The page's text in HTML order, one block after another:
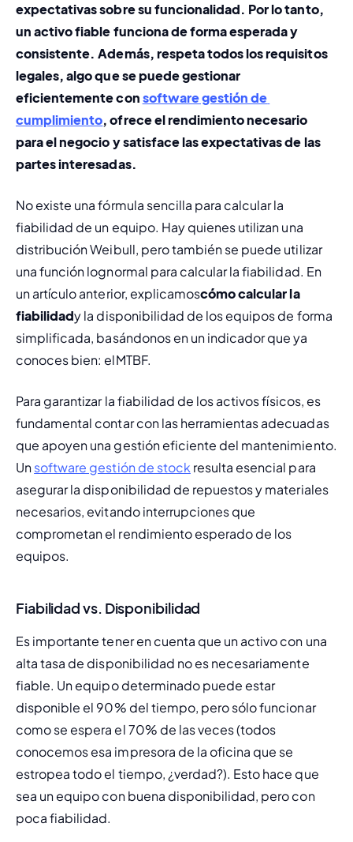
expectativas sobre su funcionalidad. Por lo tanto,
un activo fiable funciona de forma esperada y
consistente. Además, respeta todos los requisitos
legales, algo que se puede gestionar
eficientemente con software gestión de
cumplimiento, ofrece el rendimiento necesario
para el negocio y satisface las expectativas de las
partes interesadas.
No existe una fórmula sencilla para calcular la
fiabilidad de un equipo. Hay quienes utilizan una
distribución Weibull, pero también se puede utilizar
una función lognormal para calcular la fiabilidad. En
un artículo anterior, explicamoscómo calcular la
fiabilidady la disponibilidad de los equipos de forma
simplificada, basándonos en un indicador que ya
conoces bien: elMTBF.
Para garantizar la fiabilidad de los activos físicos, es
fundamental contar con las herramientas adecuadas
que apoyen una gestión eficiente del mantenimiento.
Un software gestión de stock resulta esencial para
asegurar la disponibilidad de repuestos y materiales
necesarios, evitando interrupciones que
comprometan el rendimiento esperado de los
equipos.
Fiabilidad vs. Disponibilidad
Es importante tener en cuenta que un activo con una
alta tasa de disponibilidad no es necesariamente
fiable. Un equipo determinado puede estar
disponible el 90% del tiempo, pero sólo funcionar
como se espera el 70% de las veces (todos
conocemos esa impresora de la oficina que se
estropea todo el tiempo, ¿verdad?). Esto hace que
sea un equipo con buena disponibilidad, pero con
poca fiabilidad.